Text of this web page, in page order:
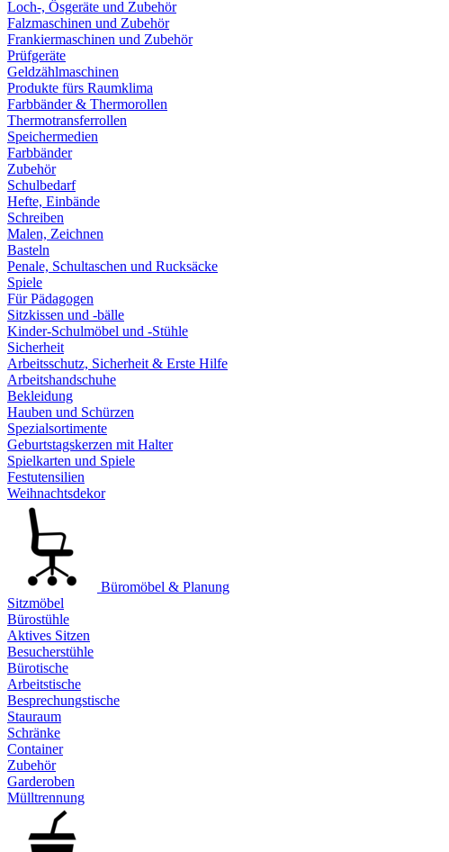
Loch-, Ösgeräte und Zubehör
Falzmaschinen und Zubehör
Frankiermaschinen und Zubehör
Prüfgeräte
Geldzählmaschinen
Produkte fürs Raumklima
Farbbänder & Thermorollen
Thermotransferrollen
Speichermedien
Farbbänder
Zubehör
Schulbedarf
Hefte, Einbände
Schreiben
Malen, Zeichnen
Basteln
Penale, Schultaschen und Rucksäcke
Spiele
Für Pädagogen
Sitzkissen und -bälle
Kinder-Schulmöbel und -Stühle
Sicherheit
Arbeitsschutz, Sicherheit & Erste Hilfe
Arbeitshandschuhe
Bekleidung
Hauben und Schürzen
Spezialsortimente
Geburtstagskerzen mit Halter
Spielkarten und Spiele
Festutensilien
Weihnachtsdekor
Büromöbel & Planung
Sitzmöbel
Bürostühle
Aktives Sitzen
Besucherstühle
Bürotische
Arbeitstische
Besprechungstische
Stauraum
Schränke
Container
Zubehör
Garderoben
Mülltrennung